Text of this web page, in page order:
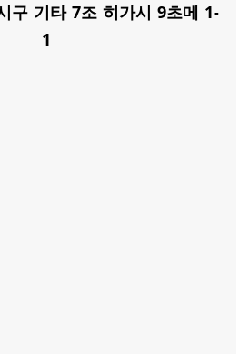
구 기타 7조 히가시 9초메 1-
1